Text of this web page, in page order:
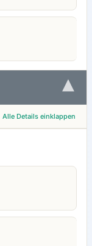
▾
Alle Details einklappen